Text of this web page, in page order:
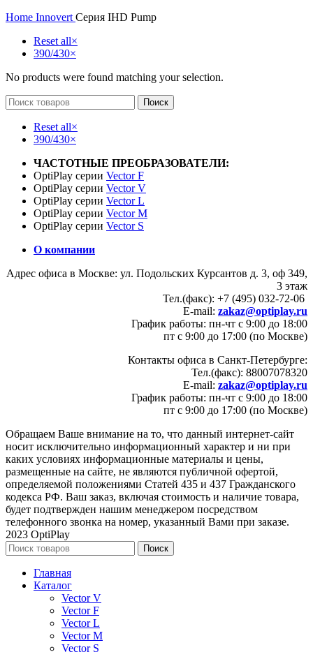
Home Innovert Серия IHD Pump
Reset all×
390/430×
No products were found matching your selection.
Поиск
Reset all×
390/430×
ЧАСТОТНЫЕ ПРЕОБРАЗОВАТЕЛИ:
OptiPlay серии Vector F
OptiPlay серии Vector V
OptiPlay серии Vector L
OptiPlay серии Vector M
OptiPlay серии Vector S
О компании
Адрес офиса в Москве: ул. Подольских Курсантов д. 3, оф 349,
3 этаж
Тел.(факс): +7 (495) 032-72-06
E-mail: zakaz@optiplay.ru
График работы: пн-чт с 9:00 до 18:00
пт с 9:00 до 17:00 (по Москве)
Контакты офиса в Санкт-Петербурге:
Тел.(факс): 88007078320
E-mail: zakaz@optiplay.ru
График работы: пн-чт с 9:00 до 18:00
пт с 9:00 до 17:00 (по Москве)
Обращаем Ваше внимание на то, что данный интернет-сайт
носит исключительно информационный характер и ни при
каких условиях информационные материалы и цены,
размещенные на сайте, не являются публичной офертой,
определяемой положениями Статей 435 и 437 Гражданского
кодекса РФ. Ваш заказ, включая стоимость и наличие товара,
будет подтвержден нашим менеджером посредством
телефонного звонка на номер, указанный Вами при заказе.
2023 OptiPlay
Поиск
Главная
Каталог
Vector V
Vector F
Vector L
Vector M
Vector S